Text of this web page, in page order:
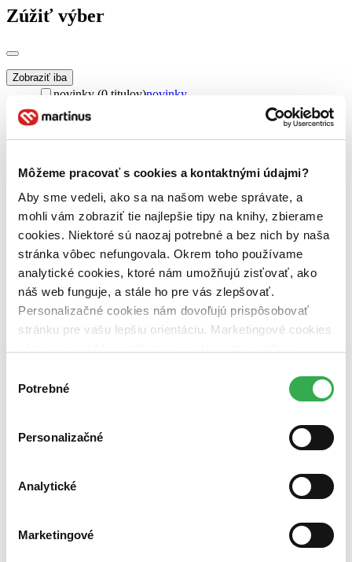
Môžeme pracovať s cookies a kontaktnými údajmi?
Aby sme vedeli, ako sa na našom webe správate, a
mohli vám zobraziť tie najlepšie tipy na knihy, zbierame
cookies. Niektoré sú naozaj potrebné a bez nich by naša
stránka vôbec nefungovala. Okrem toho používame
analytické cookies, ktoré nám umožňujú zisťovať, ako
náš web funguje, a stále ho pre vás zlepšovať.
Personalizačné cookies nám dovoľujú prispôsobovať
stránku pre vašu lepšiu orientáciu. Marketingové cookies
nám pomohlo, keby sme mohli používať všetky tieto
súhlasu
Potrebné
Personalizačné
Analytické
Marketingové
Zúžiť výber
Zobraziť iba
novinky (0 titulov)novinky
zľavnené tituly (0 titulov)
Dostupnosť
predpredaj (0 titulov)predpredaj
dostupná (bez vypredaných) (0 titulov)dostupná (bez
vypredaných)
nová (0 titulov)nová
čítaná (0 titulov)čítaná
čítaná - výborný stav (0 titulov)čítaná - výborný stav
čítaná - mierne opotrebovaná (0 titulov)čítaná - mierne
opotrebovaná
čítané verzie vypredaných kníh (0 titulov)čítané verzie
vypredaných kníh
Bestsellery
Najdrahšie
Najlacnejšie